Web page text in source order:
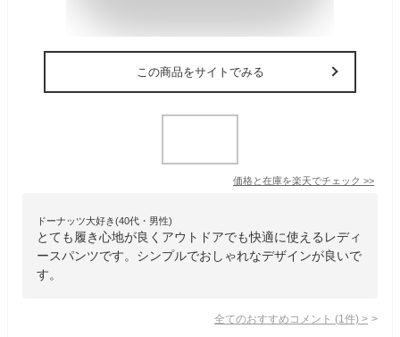
この商品をサイトでみる
価格と在庫を楽天でチェック >>
ドーナッツ大好き(40代・男性)
とても履き心地が良くアウトドアでも快適に使えるレディ
ースパンツです。シンプルでおしゃれなデザインが良いで
す。
全てのおすすめコメント (1 件) >